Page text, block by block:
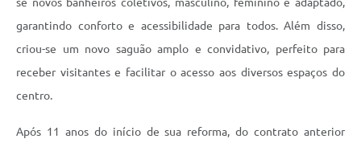
garantindo conforto e acessibilidade para todos. Além disso,
criou-se um novo saguão amplo e convidativo, perfeito para
receber visitantes e facilitar o acesso aos diversos espaços do
centro.
Após 11 anos do início de sua reforma, do contrato anterior